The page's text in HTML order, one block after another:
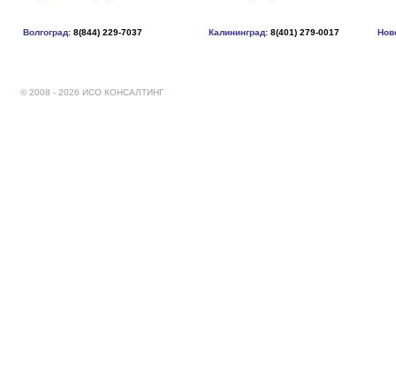
Волгоград: 8(844) 229-7037 Калининград: 8(401) 279-0017
© 2008 - 2026 ИСО КОНСАЛТИНГ